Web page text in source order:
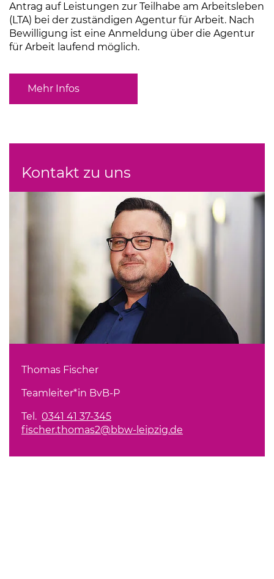
Antrag auf Leistungen zur Teilhabe am Arbeitsleben
(LTA) bei der zuständigen Agentur für Arbeit. Nach
Bewilligung ist eine Anmeldung über die Agentur
für Arbeit laufend möglich.
Mehr Infos
Kontakt zu uns
Thomas Fischer
Teamleiter*in BvB-P
Tel. 0341 41 37-345
fischer.thomas2@bbw-leipzig.de